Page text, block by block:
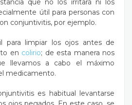
que no los irritará ni los
útil para personas con
conjuntivitis, por ejemplo.
para limpiar los ojos antes de
en colirio; de esta manera nos
llevamos a cabo el máximo
medicamento.
es habitual levantarse